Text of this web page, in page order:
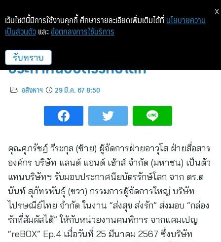
แลนด์ แอนด์ เฮ้าส์ รับ
ประกาศนียบัตรรักษ์โลก
อสังหาฯ 29 มี.ค. 67 8:50
คุณศุภรัชฎ์ วีระกุล (ซ้าย) ผู้จัดการฝ่ายอาวุโส ฝ่ายสื่อสาร
องค์กร บริษัท แลนด์ แอนด์ เฮ้าส์ จำกัด (มหาชน) เป็นตัว
แทนบริษัทฯ รับมอบประกาศนียบัตรรักษ์โลก จาก ดร.ด
นันท์ สุภัทรพันธุ์ (ขวา) กรรมการผู้จัดการใหญ่ บริษัท
ไปรษณีย์ไทย จำกัด ในงาน “ส่งสุข ส่งรัก” ส่งมอบ “กล่อง
รักที่สัมผัสได้” ให้กับหน่วยงานคนพิการ จากแคมเปญ
“reBOX” Ep.4 เมื่อวันที่ 25 มีนาคม 2567 ซึ่งบริษัท
เว็บไซต์นี้มีการใช้งานคุกกี้ ศึกษารายละเอียดเพิ่มเติมได้ที่ นโยบายความ
เป็นส่วนตัว และ ข้อตกลงการใช้บริการ
รับทราบ
X